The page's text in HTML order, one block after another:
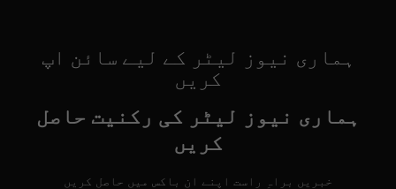
ہماری نیوز لیٹر کے لیے سائن اپ
کریں
ہماری نیوز لیٹر کی رکنیت حاصل
کریں
خبریں براہِ راست اپنے ان باکس میں حاصل کریں